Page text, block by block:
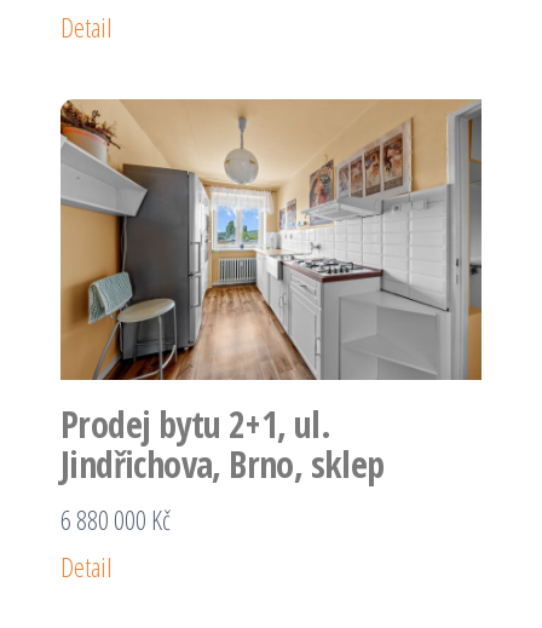
Detail
Prodej bytu 2+1, ul.
Jindřichova, Brno, sklep
6 880 000 Kč
Detail